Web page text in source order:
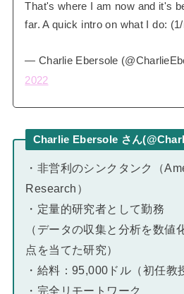
That's where I am now and it's
far. A quick intro on what I do:
— Charlie Ebersole
2022
Charlie Ebersole さん
・非営利のシンクタンク（
Research）
・定量的研究者として勤務
（データの収集と分析を数値
点を当てた研究）
・給料：95,000ドル（初任教
・完全リモートワーク